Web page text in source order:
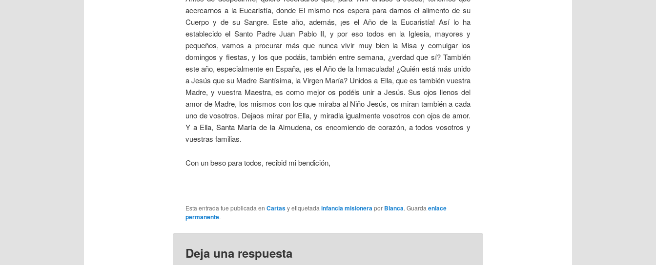
acercarnos a la Eucaristía, donde El mismo nos espera para darnos el alimento de su
Cuerpo y de su Sangre. Este año, además, ¡es el Año de la Eucaristía! Así lo ha
establecido el Santo Padre Juan Pablo II, y por eso todos en la Iglesia, mayores y
pequeños, vamos a procurar más que nunca vivir muy bien la Misa y comulgar los
domingos y fiestas, y los que podáis, también entre semana, ¿verdad que sí? También
este año, especialmente en España, ¡es el Año de la Inmaculada! ¿Quién está más unido
a Jesús que su Madre Santísima, la Virgen María? Unidos a Ella, que es también vuestra
Madre, y vuestra Maestra, es como mejor os podéis unir a Jesús. Sus ojos llenos del
amor de Madre, los mismos con los que miraba al Niño Jesús, os miran también a cada
uno de vosotros. Dejaos mirar por Ella, y miradla igualmente vosotros con ojos de amor.
Y a Ella, Santa María de la Almudena, os encomiendo de corazón, a todos vosotros y
vuestras familias.
Con un beso para todos, recibid mi bendición,
Esta entrada fue publicada en Cartasy etiquetadainfancia misionerapor Blanca. Guardaenlace
permanente.
Deja una respuesta